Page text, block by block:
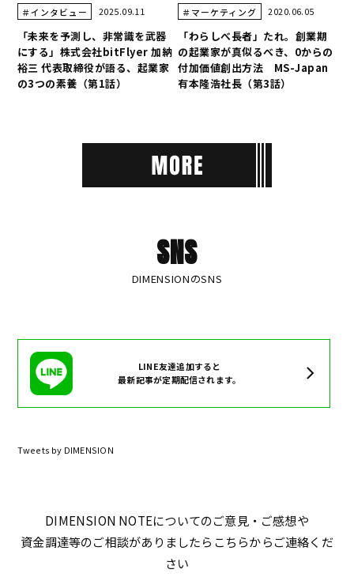
＃インタビュー 2025.09.11
「未来を予測し、非常識を武器
にする」株式会社bitFlyer 加納
裕三 代表取締役が語る、起業家
の3つの素養（第1話）
＃マーケティング 2020.06.05
「わらしべ長者」たれ。創業期
の起業家が真似るべき、0からの
付加価値創出方法 MS-Japan
有本隆浩社長（第3話）
SNS
DIMENSIONのSNS
LINE友達追加すると
最新記事が定期配信されます。
Tweets by DIMENSION
DIMENSION NOTEについてのご意見・ご感想や
資金調達等のご相談がありましたらこちらからご連絡くだ
さい